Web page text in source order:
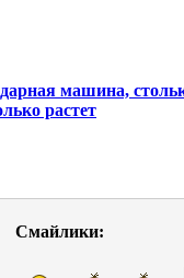
машина,
растет
Смайлики: